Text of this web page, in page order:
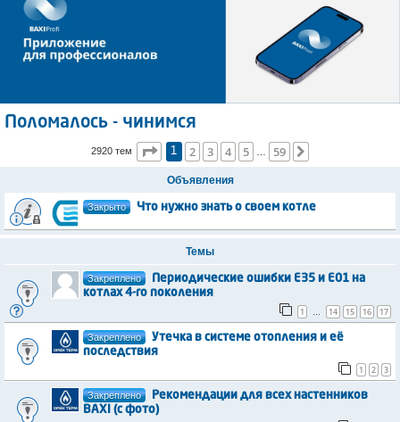
Поломалось - чинимся
2920 тем Страница из59
1 2 3 4 5 59
Объявления
Закрыто Что нужно знать о своем котле
Темы
Закреплено
Периодические ошибки Е35 и Е01 на
котлах 4-го поколения
1
… 14 15 16 17
Закреплено
Утечка в системе отопления и её
последствия
1
2 3
Закреплено
Рекомендации для всех настенников
BAXI (с фото)